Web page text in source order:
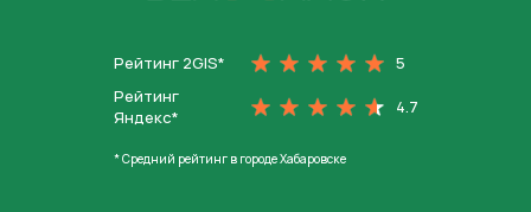
Рейтинг 2GIS*
5
Рейтинг
Яндекс*
4.7
* Средний рейтинг в городе Хабаровске